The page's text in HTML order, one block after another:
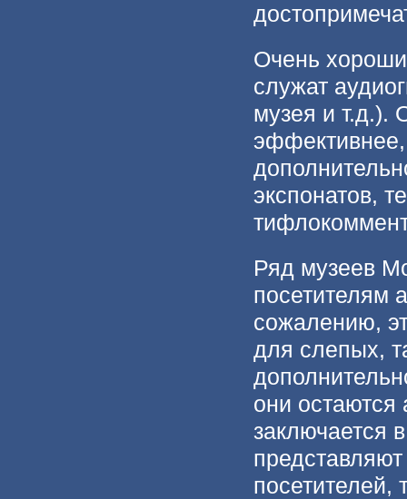
Очень
служат
музея и т.д.).
эффективнее,
экспонатов,
Ряд музеев
посетителям
сожалению,
для слепых,
они остаются
заключается